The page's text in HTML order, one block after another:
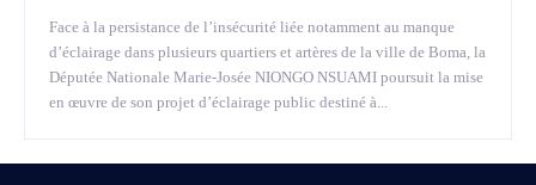
Face à la persistance de l’insécurité liée notamment au manque
d’éclairage dans plusieurs quartiers et artères de la ville de Boma, la
Députée Nationale Marie-Josée NIONGO NSUAMI poursuit la mise
en œuvre de son projet d’éclairage public destiné à...